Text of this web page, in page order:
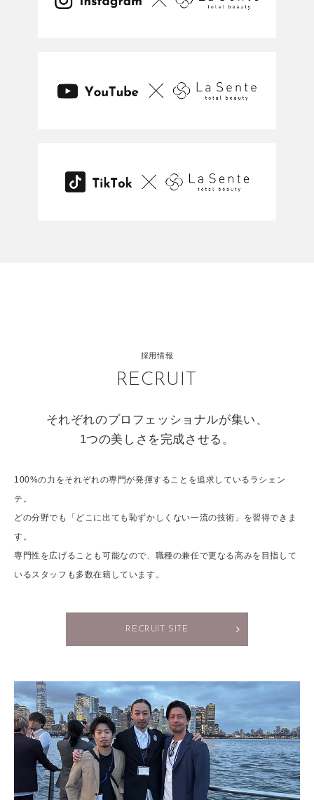
採用情報
RECRUIT
それぞれのプロフェッショナルが集い、
1つの美しさを完成させる。
100%の力をそれぞれの専門が発揮することを追求しているラシェン
テ。
どの分野でも「どこに出ても恥ずかしくない一流の技術」を習得できま
す。
専門性を広げることも可能なので、職種の兼任で更なる高みを目指して
いるスタッフも多数在籍しています。
RECRUIT SITE